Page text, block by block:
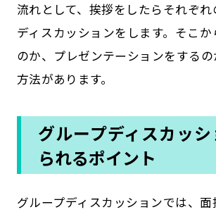
流れとして、挨拶をしたらそれぞれ
ディスカッションをします。そこ
のか、プレゼンテーションをする
方法があります。
グループディスカッ
られるポイント
グループディスカッションでは、